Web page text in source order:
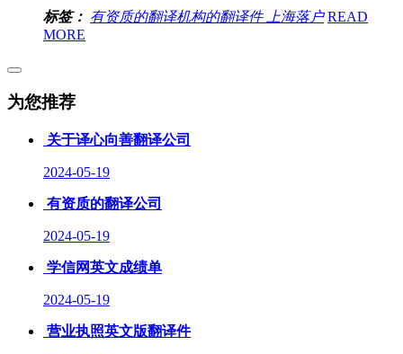
标签： 有资质的翻译机构的翻译件 上海落户 READ
MORE
为您推荐
关于译心向善翻译公司
2024-05-19
有资质的翻译公司
2024-05-19
学信网英文成绩单
2024-05-19
营业执照英文版翻译件